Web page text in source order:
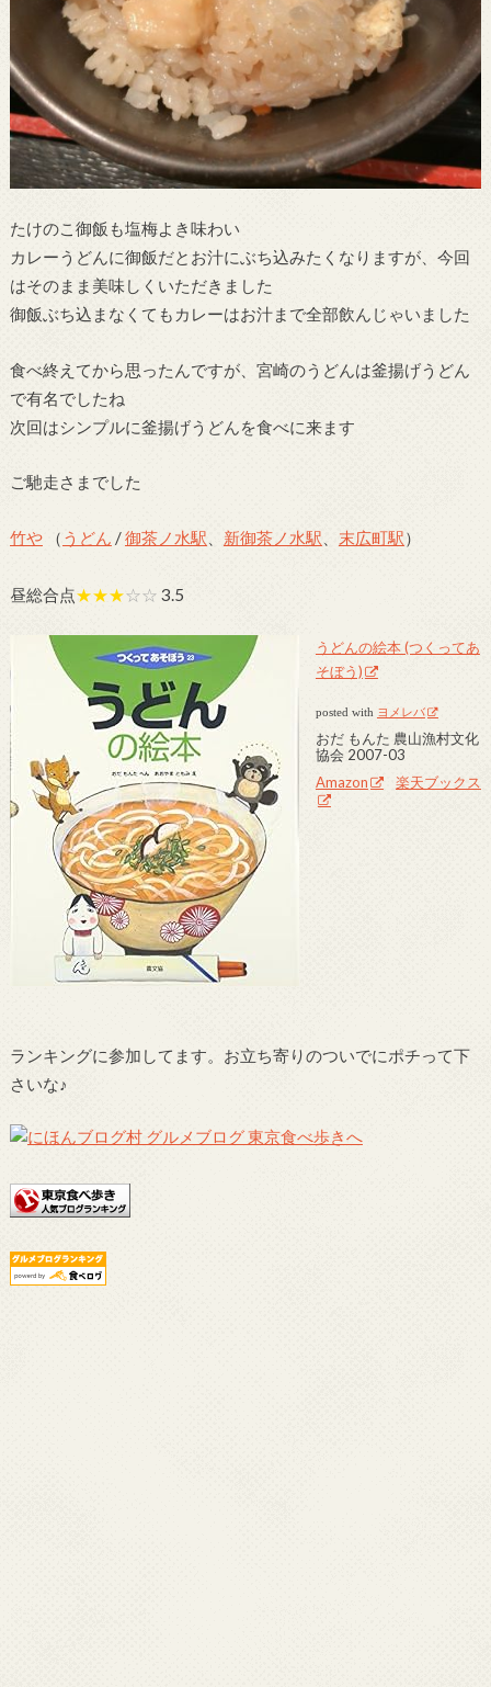
たけのこ御飯も塩梅よき味わい
カレーうどんに御飯だとお汁にぶち込みたくなりますが、今回
はそのまま美味しくいただきました
御飯ぶち込まなくてもカレーはお汁まで全部飲んじゃいました
食べ終えてから思ったんですが、宮崎のうどんは釜揚げうどん
で有名でしたね
次回はシンプルに釜揚げうどんを食べに来ます
ご馳走さまでした
竹や（ うどん /御茶ノ水駅 新御茶ノ水駅 末広町駅）
昼総合点★★★☆☆ 3.5
うどんの絵本 (つくってあ
そぼう)
posted with ヨメレバ
おだ もんた 農山漁村文化
協会 2007-03
Amazon
楽天ブックス
ランキングに参加してます。お立ち寄りのついでにポチって下
さいな♪